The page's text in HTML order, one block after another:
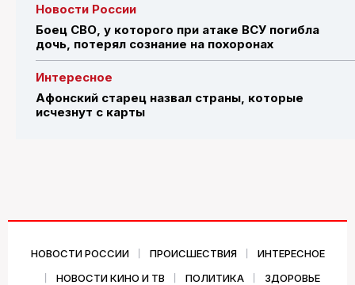
Новости России
Боец СВО, у которого при атаке ВСУ погибла
дочь, потерял сознание на похоронах
Интересное
Афонский старец назвал страны, которые
исчезнут с карты
НОВОСТИ РОССИИ ПРОИСШЕСТВИЯ
ИНТЕРЕСНОЕ
НОВОСТИ КИНО И ТВ
ПОЛИТИКА ЗДОРОВЬЕ